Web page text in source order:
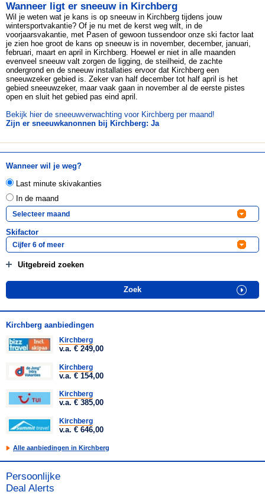
Wanneer ligt er sneeuw in Kirchberg
Wil je weten wat je kans is op sneeuw in Kirchberg tijdens jouw
wintersportvakantie? Of je nu met de kerst weg wilt, in de
voorjaarsvakantie, met Pasen of gewoon tussendoor onze ski factor laat
je zien hoe groot de kans op sneeuw is in november, december, januari,
februari, maart en april in Kirchberg. Hoewel er niet in alle maanden
evenveel sneeuw valt zorgen de ligging, de steilheid, de zachte
ondergrond en de sneeuw installaties ervoor dat Kirchberg een
sneeuwzeker gebied is. Zeker van half december tot half april is het
gebied sneeuwzeker, maar vaak gaan in november al de eerste pistes
open en sluit het gebied pas eind april.
Bekijk hier de sneeuwverwachting voor Kirchberg per maand!
Zijn er sneeuwkanonnen bij Kirchberg: Ja
Wanneer wil je weg?
Last minute skivakanties
In de maand
Skifactor
Uitgebreid zoeken
Kirchberg aanbiedingen
Kirchberg
v.a. € 249,00
Kirchberg
v.a. € 154,00
Kirchberg
v.a. € 385,00
Kirchberg
v.a. € 646,00
Alle aanbiedingen in Kirchberg
Persoonlijke
Deal Alerts